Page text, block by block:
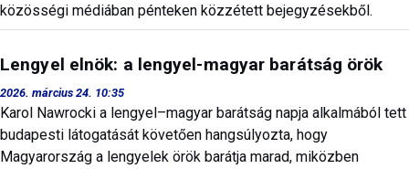
közösségi médiában pénteken közzétett bejegyzésekből.
Lengyel elnök: a lengyel-magyar barátság örök
2026. március 24. 10:35
Karol Nawrocki a lengyel–magyar barátság napja alkalmából tett
budapesti látogatását követően hangsúlyozta, hogy
Magyarország a lengyelek örök barátja marad, miközben